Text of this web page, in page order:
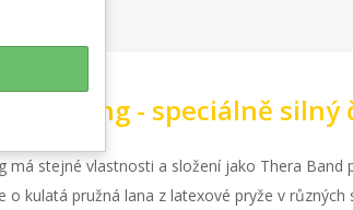
Tubing - speciálně silný
má stejné vlastnosti a složení jako Thera Band
o kulatá pružná lana z latexové pryže v